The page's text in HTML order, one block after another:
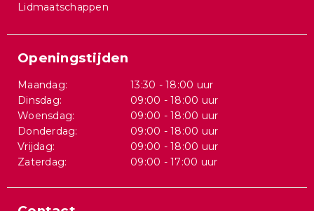
Lidmaatschappen
Openingstijden
Maandag:
13:30 - 18:00 uur
Dinsdag:
09:00 - 18:00 uur
Woensdag:
09:00 - 18:00 uur
Donderdag:
09:00 - 18:00 uur
Vrijdag:
09:00 - 18:00 uur
Zaterdag:
09:00 - 17:00 uur